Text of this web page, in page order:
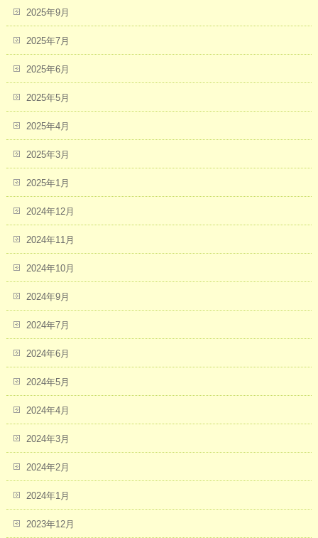
2025年9月
2025年7月
2025年6月
2025年5月
2025年4月
2025年3月
2025年1月
2024年12月
2024年11月
2024年10月
2024年9月
2024年7月
2024年6月
2024年5月
2024年4月
2024年3月
2024年2月
2024年1月
2023年12月